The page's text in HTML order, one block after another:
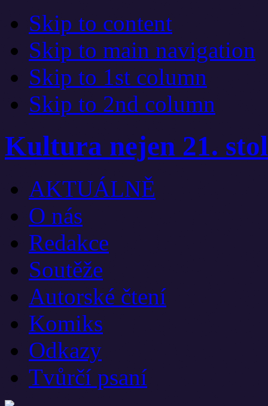
Skip to content
Skip to main navigation
Skip to 1st column
Skip to 2nd column
Kultura nejen 21.
AKTUÁLNĚ
O nás
Redakce
Soutěže
Autorské čtení
Komiks
Odkazy
Tvůrčí psaní